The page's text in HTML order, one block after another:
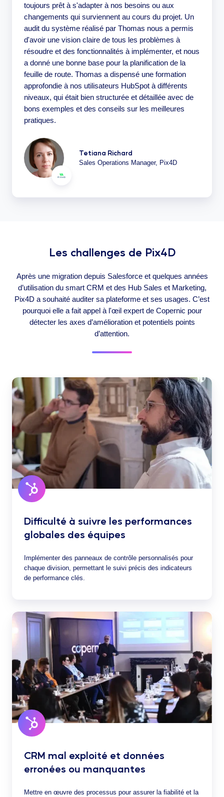
toujours prêt à s'adapter à nos besoins ou aux
changements qui surviennent au cours du projet. Un
audit du système réalisé par Thomas nous a permis
d'avoir une vision claire de tous les problèmes à
résoudre et des fonctionnalités à implémenter, et nous
a donné une bonne base pour la planification de la
feuille de route. Thomas a dispensé une formation
approfondie à nos utilisateurs HubSpot à différents
niveaux, qui était bien structurée et détaillée avec de
bons exemples et des conseils sur les meilleures
pratiques.
Tetiana Richard
Sales Operations Manager, Pix4D
Les challenges de Pix4D
Après une migration depuis Salesforce et quelques années
d’utilisation du smart CRM et des Hub Sales et Marketing,
Pix4D a souhaité auditer sa plateforme et ses usages. C’est
pourquoi elle a fait appel à l'œil expert de Copernic pour
détecter les axes d’amélioration et potentiels points
d’attention.
Difficulté à suivre les performances
globales des équipes
Implémenter des panneaux de contrôle personnalisés pour
chaque division, permettant le suivi précis des indicateurs
de performance clés.
CRM mal exploité et données
erronées ou manquantes
Mettre en œuvre des processus pour assurer la fiabilité et la